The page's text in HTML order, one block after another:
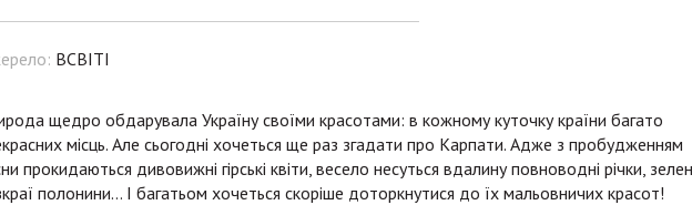
ВСВІТІ
щедро обдарувала Україну своїми красотами: в кожному куточку країни багато
місць. Але сьогодні хочеться ще раз згадати про Карпати. Адже з пробудженням
прокидаються дивовижні гірські квіти, весело несуться вдалину повноводні річки,
полонини… І багатьом хочеться скоріше доторкнутися до їх мальовничих красот!